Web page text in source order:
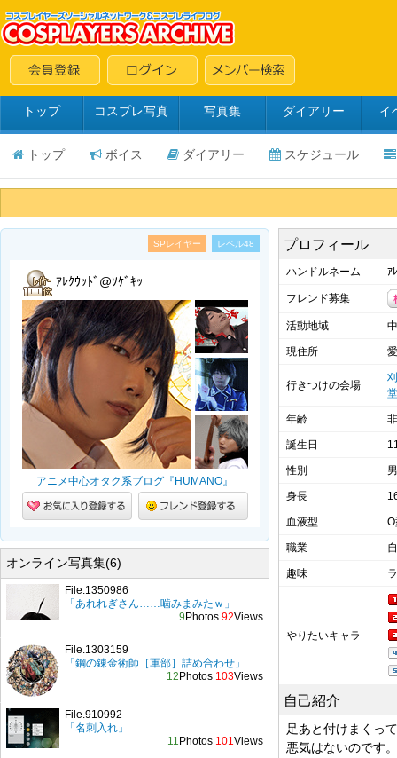
トップ コスプレ写真 写真集 ダイアリー イ
トップ ボイス ダイアリー スケジュール
SPレイヤー レベル48
ｱﾚｸｳｯﾄﾞ@ｿｹﾞｷｯ
アニメ中心オタク系ブログ『HUMANO』
オンライン写真集(6)
File.1350986
「あれれぎさん……噛みまみたｗ」
9 Photos 92Views
File.1303159
「鋼の錬金術師［軍部］詰め合わせ」
12 Photos 103Views
File.910992
「名刺入れ」
11 Photos 101Views
プロフィール
ハンドルネーム ｱ
フレンド募集
活動地域
現住所
行きつけの会場
堂
年齢
誕生日
性別
身長
血液型
職業
趣味
やりたいキャラ
自己紹介
足あと付けまくっ
悪気はないのです。